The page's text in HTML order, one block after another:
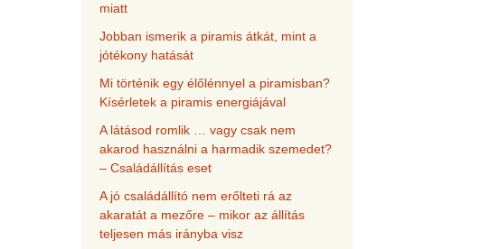
miatt
Jobban ismerik a piramis átkát, mint a
jótékony hatását
Mi történik egy élőlénnyel a piramisban?
Kísérletek a piramis energiájával
A látásod romlik … vagy csak nem
akarod használni a harmadik szemedet?
– Családállítás eset
A jó családállító nem erőlteti rá az
akaratát a mezőre – mikor az állítás
teljesen más irányba visz